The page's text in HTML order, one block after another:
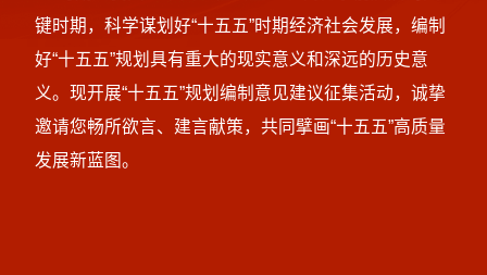
键时期，科学谋划好“十五五”时期经济社会发展，编制
好“十五五”规划具有重大的现实意义和深远的历史意
义。现开展“十五五”规划编制意见建议征集活动，诚挚
邀请您畅所欲言、建言献策，共同擘画“十五五”高质量
发展新蓝图。